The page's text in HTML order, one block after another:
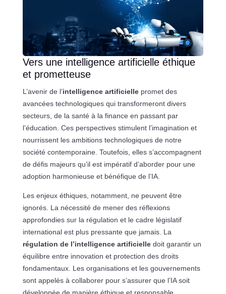
Vers une intelligence artificielle éthique
et prometteuse
L’avenir de l’intelligence artificiellepromet des
avancées technologiques qui transformeront divers
secteurs, de la santé à la finance en passant par
l’éducation. Ces perspectives stimulent l’imagination et
nourrissent les ambitions technologiques de notre
société contemporaine. Toutefois, elles s’accompagnent
de défis majeurs qu’il est impératif d’aborder pour une
adoption harmonieuse et bénéfique de l’IA.
Les enjeux éthiques, notamment, ne peuvent être
ignorés. La nécessité de mener des réflexions
approfondies sur la régulation et le cadre législatif
international est plus pressante que jamais. La
régulation de l’intelligence artificielledoit garantir un
équilibre entre innovation et protection des droits
fondamentaux. Les organisations et les gouvernements
sont appelés à collaborer pour s’assurer que l’IA soit